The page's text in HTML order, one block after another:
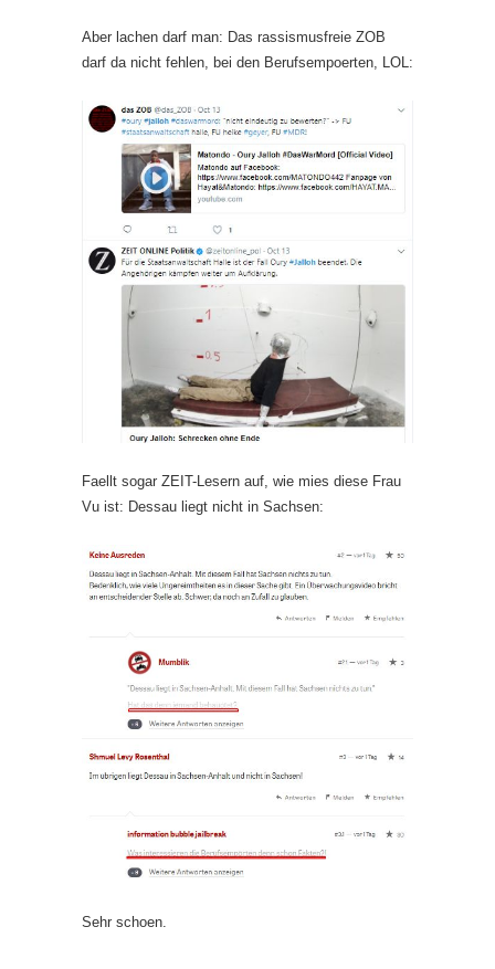
Aber lachen darf man: Das rassismusfreie ZOB
darf da nicht fehlen, bei den Berufsempoerten, LOL:
Faellt sogar ZEIT-Lesern auf, wie mies diese Frau
Vu ist: Dessau liegt nicht in Sachsen:
Sehr schoen.